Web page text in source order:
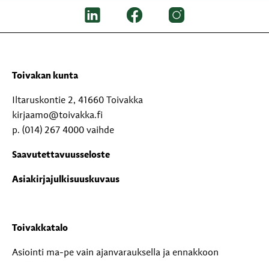
Toivakan kunta
Iltaruskontie 2, 41660 Toivakka
kirjaamo@toivakka.fi
p. (014) 267 4000 vaihde
Saavutettavuusseloste
Asiakirjajulkisuuskuvaus
Toivakkatalo
Asiointi ma-pe vain ajanvarauksella ja ennakkoon